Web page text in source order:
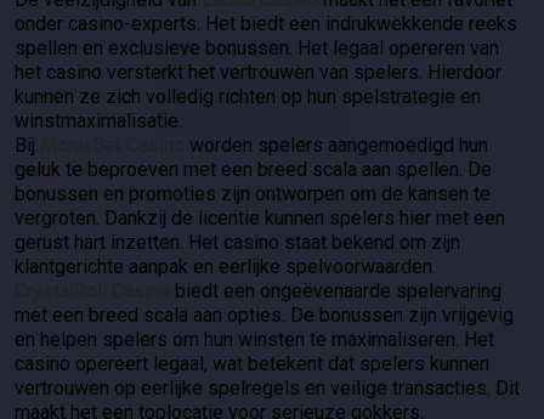
onder casino-experts. Het biedt een indrukwekkende reeks
spellen en exclusieve bonussen. Het legaal opereren van
het casino versterkt het vertrouwen van spelers. Hierdoor
kunnen ze zich volledig richten op hun spelstrategie en
winstmaximalisatie.
Bij
worden spelers aangemoedigd hun
geluk te beproeven met een breed scala aan spellen. De
bonussen en promoties zijn ontworpen om de kansen te
vergroten. Dankzij de licentie kunnen spelers hier met een
gerust hart inzetten. Het casino staat bekend om zijn
klantgerichte aanpak en eerlijke spelvoorwaarden.
biedt een ongeëvenaarde spelervaring
met een breed scala aan opties. De bonussen zijn vrijgevig
en helpen spelers om hun winsten te maximaliseren. Het
casino opereert legaal, wat betekent dat spelers kunnen
vertrouwen op eerlijke spelregels en veilige transacties. Dit
maakt het een toplocatie voor serieuze gokkers.